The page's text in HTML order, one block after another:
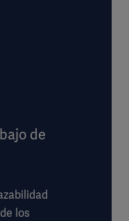
de
los